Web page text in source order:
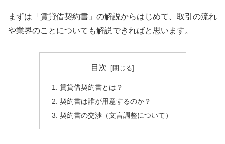
まずは「賃貸借契約書」の解説からはじめて、取引の流れ
や業界のことについても解説できればと思います。
目次
賃貸借契約書とは？
契約書は誰が用意するのか？
契約書の交渉（文言調整について）